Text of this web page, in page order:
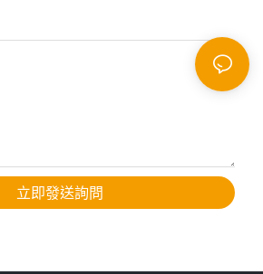
立即發送詢問